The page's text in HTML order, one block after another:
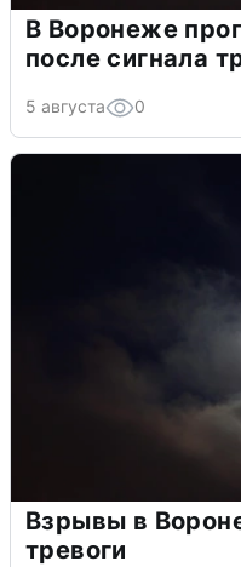
В Воронеже
после сигнала
5 августа 0
Взрывы в
тревоги